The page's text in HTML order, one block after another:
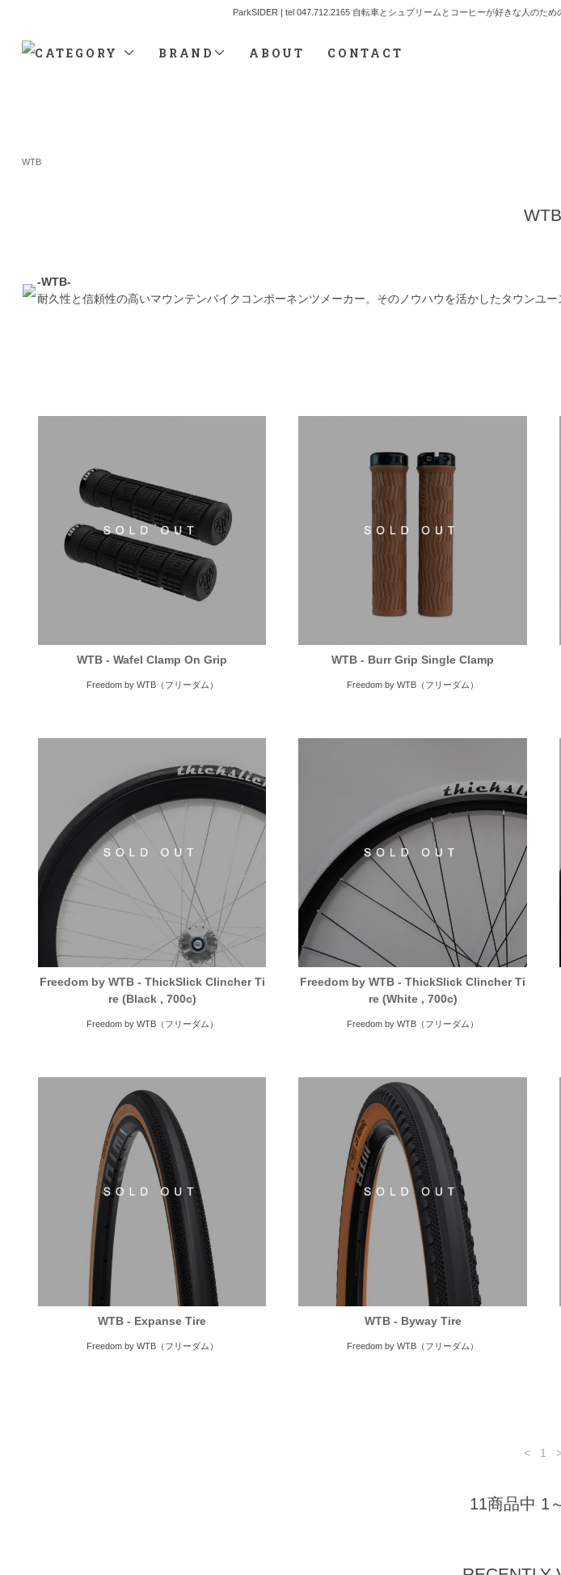
ParkSIDER | tel 047.712.2165 自転車とシュプリームとコーヒーが好きな人のた
CATEGORY BRAND ABOUT CONTACT
WTB
WTB
-WTB-
耐久性と信頼性の高いマウンテンバイクコンポーネンツメーカー。そのノウハウを活かしたタウンユ
WTB - Wafel Clamp On Grip
Freedom by WTB（フリーダム）
WTB - Burr Grip Single Clamp
Freedom by WTB（フリーダム）
Freedom by WTB - ThickSlick Clincher Ti
re (Black , 700c)
Freedom by WTB（フリーダム）
Freedom by WTB - ThickSlick Clincher Ti
re (White , 700c)
Freedom by WTB（フリーダム）
WTB - Expanse Tire
Freedom by WTB（フリーダム）
WTB - Byway Tire
Freedom by WTB（フリーダム）
< 1
11商品中 1